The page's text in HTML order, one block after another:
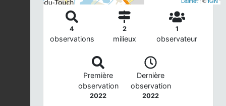
4
observations
2
milieux
1
observateur
Première
observation
2022
Dernière
observation
2022